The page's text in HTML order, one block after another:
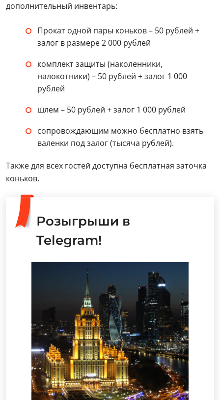
дополнительный инвентарь:
Прокат одной пары коньков – 50 рублей +
залог в размере 2 000 рублей
комплект защиты (наколенники,
налокотники) – 50 рублей + залог 1 000
рублей
шлем – 50 рублей + залог 1 000 рублей
сопровождающим можно бесплатно взять
валенки под залог (тысяча рублей).
Также для всех гостей доступна бесплатная заточка
коньков.
Розыгрыши в
Telegram!